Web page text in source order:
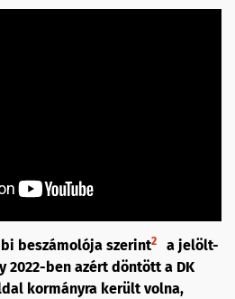
beszámolója szerint2
a jelölt-
ben azért döntött a DK
kormányra került volna,